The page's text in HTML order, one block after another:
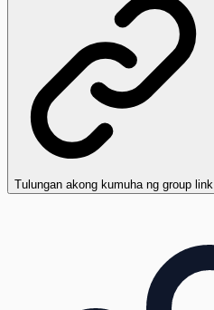
Tulungan akong kumuha ng group link